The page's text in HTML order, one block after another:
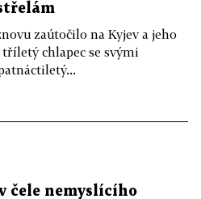
zaútočilo na Kyjev a jeho
chlapec se svými
čele nemyslícího